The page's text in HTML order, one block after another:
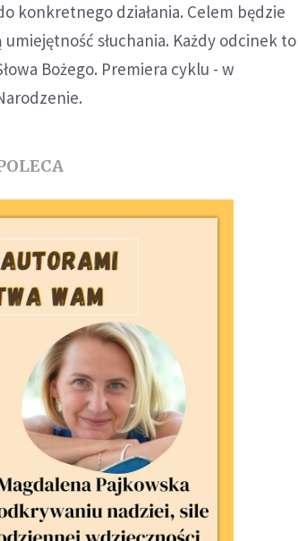
konkretnego działania. Celem będzie
słuchania. Każdy odcinek to
Bożego. Premiera cyklu - w